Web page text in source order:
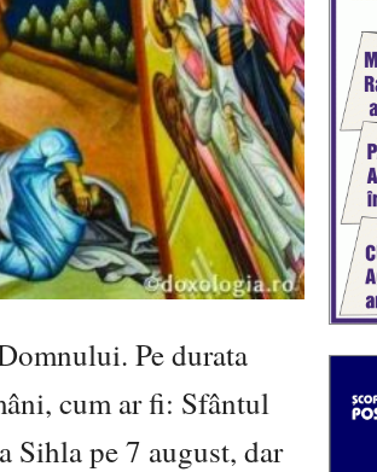
Pe durata
cum ar fi: Sfântul
Sihla pe 7 august, dar